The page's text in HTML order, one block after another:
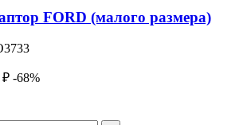
FORD (малого размера)
₽ -68%